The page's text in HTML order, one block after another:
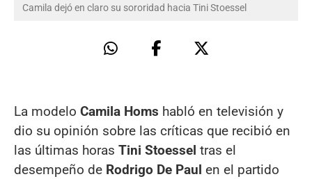
Camila dejó en claro su sororidad hacia Tini Stoessel
La modelo Camila Homs habló en televisión y
dio su opinión sobre las críticas que recibió en
las últimas horas Tini Stoessel tras el
desempeño de Rodrigo De Paul en el partido